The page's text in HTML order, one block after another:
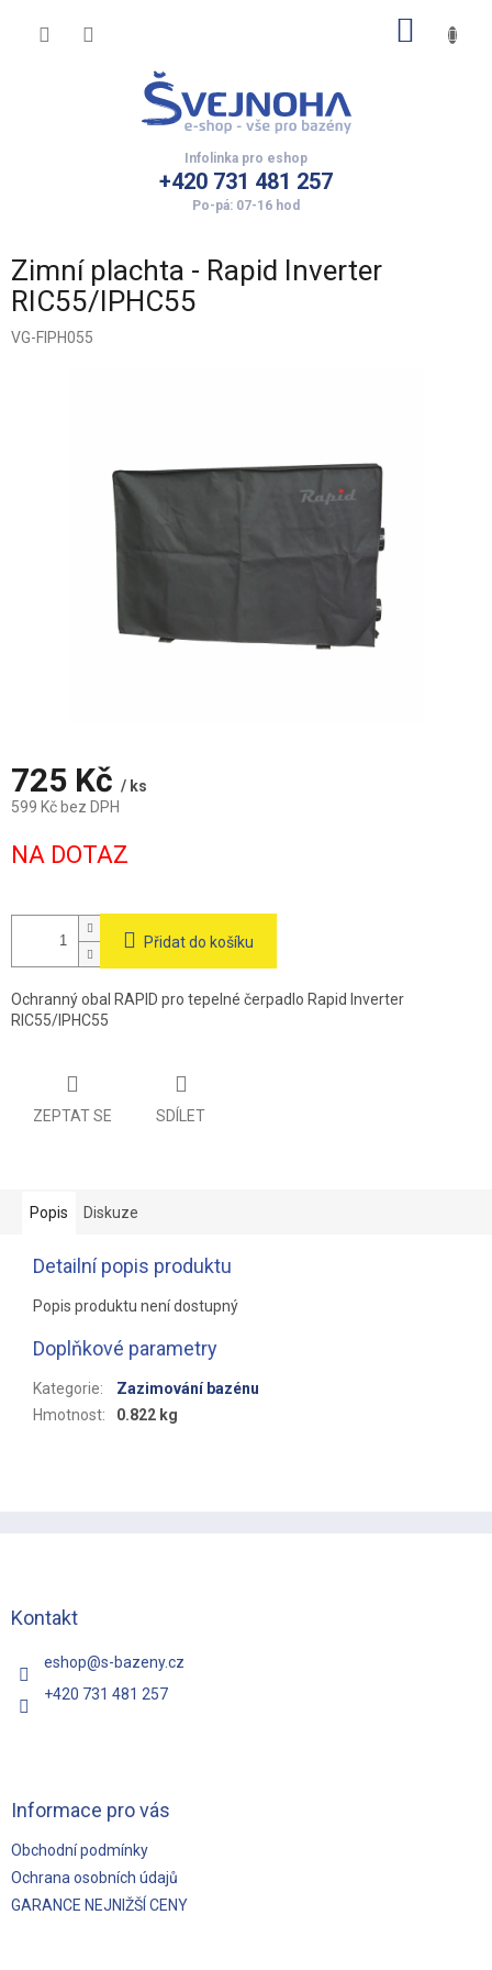
+420 731 481 257
Zimní plachta - Rapid Inverter
RIC55/IPHC55
VG-FIPH055
725 Kč / ks
599 Kč bez DPH
cena:
NA DOTAZ
Přidat do košíku
Ochranný obal RAPID pro tepelné čerpadlo Rapid Inverter
RIC55/IPHC55
ZEPTAT SE SDÍLET
Popis Diskuze
Detailní popis produktu
Popis produktu není dostupný
Doplňkové parametry
Kategorie:
Zazimování bazénu
Hmotnost: 0.822 kg
Kontakt
eshop@s-bazeny.cz
+420 731 481 257
Informace pro vás
Obchodní podmínky
Ochrana osobních údajů
GARANCE NEJNIŽŠÍ CENY